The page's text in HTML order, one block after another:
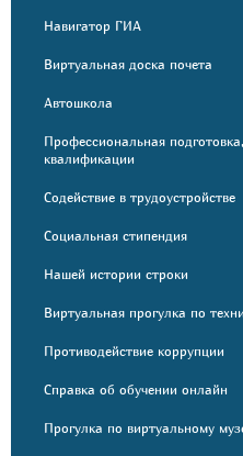
Навигатор ГИА
Виртуальная доска почета
Автошкола
Профессиональная
квалификации
Содействие в трудоустройстве
Социальная стипендия
Нашей истории строки
Виртуальная прогулка по
Противодействие коррупции
Справка об обучении онлайн
Прогулка по виртуальному